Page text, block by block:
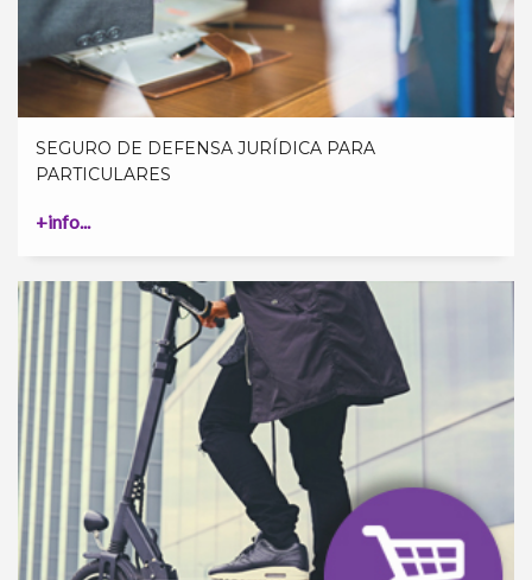
SEGURO DE DEFENSA JURÍDICA PARA
PARTICULARES
+info...